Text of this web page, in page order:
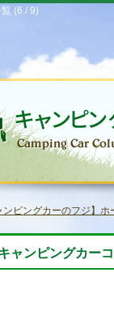
(6 / 9)
ンピングカーのフジ】ホ
ャンピングカー